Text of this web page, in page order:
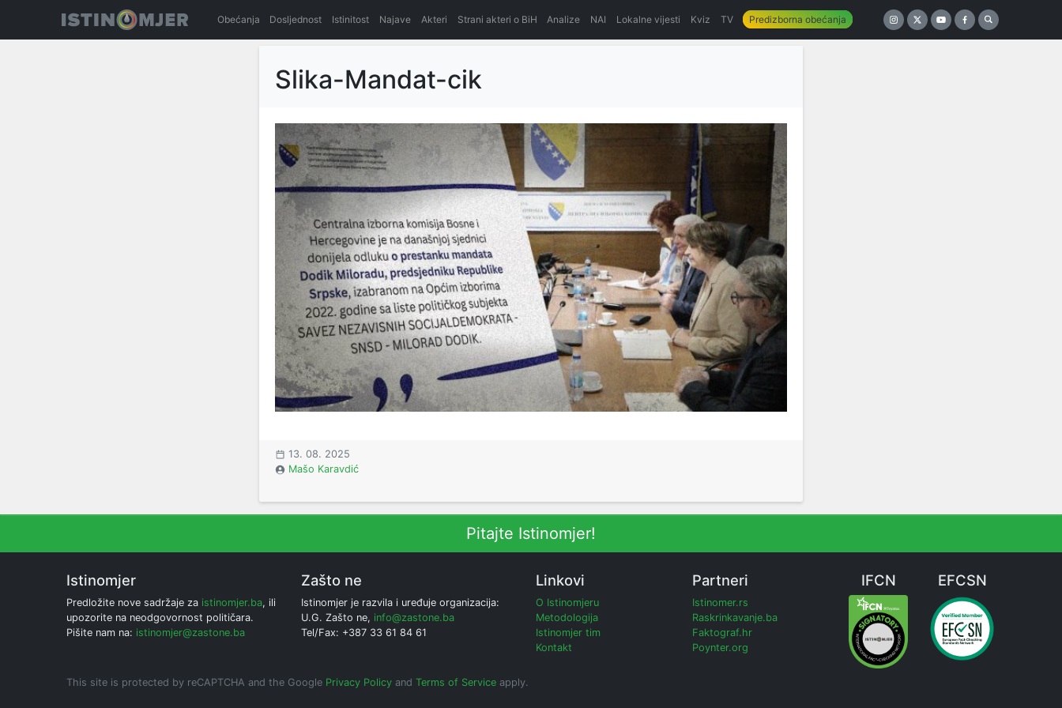
Obećanja Dosljednost Istinitost Najave Akteri Strani akteri o BiH Analize NAI Lokalne vijesti Kviz TV Predizborna obećanja
Slika-Mandat-cik
13. 08. 2025
Mašo Karavdić
Pitajte Istinomjer!
Istinomjer
Predložite nove sadržaje za istinomjer.ba, ili
upozorite na neodgovornost političara.
Pišite nam na: istinomjer@zastone.ba
Zašto ne
Istinomjer je razvila i uređuje organizacija:
U.G. Zašto ne, info@zastone.ba
Tel/Fax: +387 33 61 84 61
Linkovi
O Istinomjeru
Metodologija
Istinomjer tim
Kontakt
Partneri
Istinomer.rs
Raskrinkavanje.ba
Faktograf.hr
Poynter.org
IFCN EFCSN
This site is protected by reCAPTCHA and the Google Privacy Policy and Terms of Service apply.